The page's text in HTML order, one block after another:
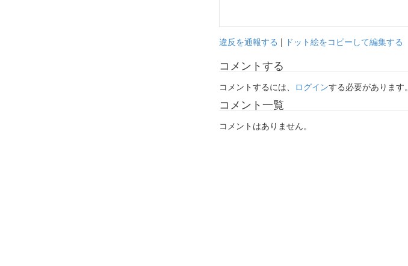
違反を通報する | ドット絵をコピーして編集する
コメントする
コメントするには、 ログインする必要があります。
コメント一覧
コメントはありません。